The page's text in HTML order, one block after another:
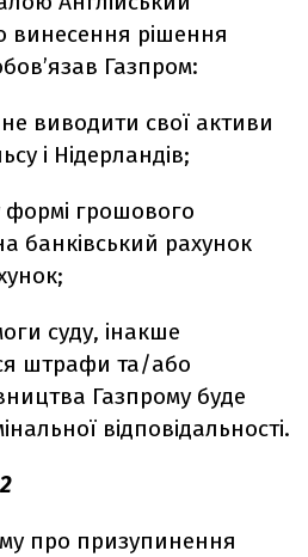
винесення рішення
Газпром:
виводити свої активи
і Нідерландів;
формі грошового
банківський рахунок
суду, інакше
штрафи та/або
Газпрому буде
відповідальності.
про призупинення